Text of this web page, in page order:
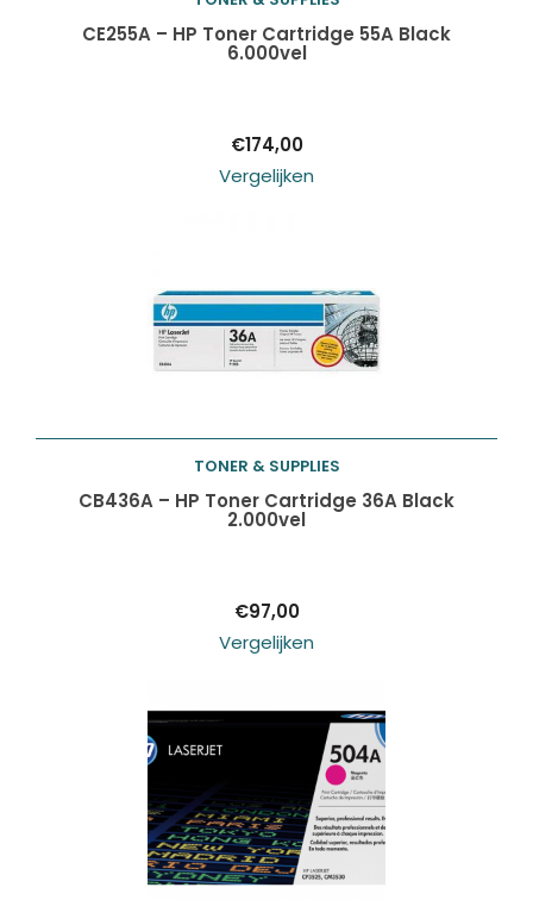
Toevoegen aan
CE255A – HP Toner Cartridge 55A Black
6.000vel
€174,00
Vergelijken
Toevoegen aan
TONER & SUPPLIES
CB436A – HP Toner Cartridge 36A Black
2.000vel
€97,00
Vergelijken